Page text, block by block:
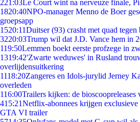
221:03Le Court wint na nerveuze finale,
1820:40NPO-manager Menno de Boer
groepsapp
1520:11Duitser (93) crasht met quad
3220:03Trump wil dat J.D. Vance hem in
119:50Lemmen boekt eerste profzege in
1319:42'Zwarte weduwes' in Rusland
overlijdensuitkering
1118:20Zangeres en Idols-jurylid Jerney
overleden
116:00Trailers kijken: de bioscoopreleases
415:21Netflix-abonnees krijgen exclusieve
GTA VI trailer